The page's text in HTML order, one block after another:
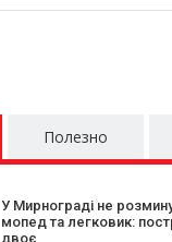
Полезно
У Мирнограді не
мопед та легковик:
двоє